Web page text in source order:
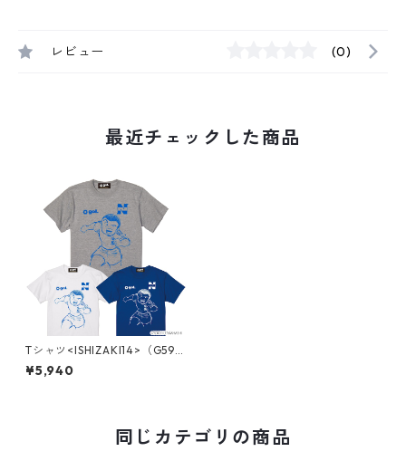
レビュー (0)
最近チェックした商品
Tシャツ<ISHIZAKI14>（G592
-037）
¥5,940
同じカテゴリの商品